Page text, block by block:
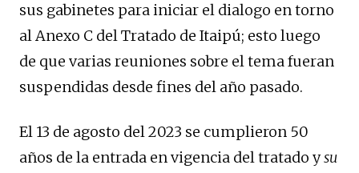
sus gabinetes para iniciar el dialogo en torno
al Anexo C del Tratado de Itaipú; esto luego
de que varias reuniones sobre el tema fueran
suspendidas desde fines del año pasado.
El 13 de agosto del 2023 se cumplieron 50
años de la entrada en vigencia del tratado ysu